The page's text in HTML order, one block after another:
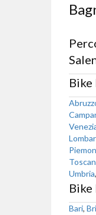
Umbria,
Bari,